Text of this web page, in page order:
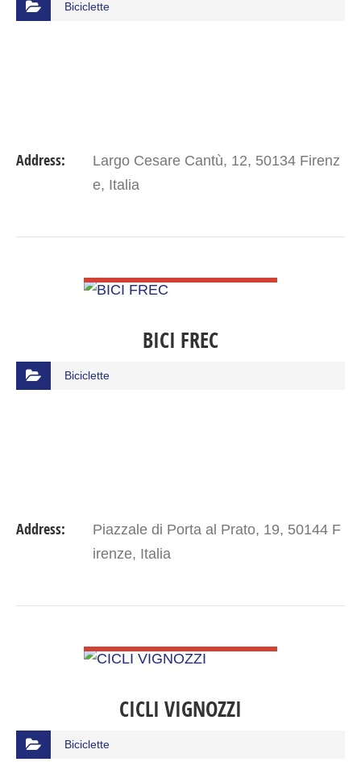
Biciclette
Address:
Largo Cesare Cantù, 12, 50134 Firenz
e, Italia
BICI FREC
Biciclette
Address:
Piazzale di Porta al Prato, 19, 50144 F
irenze, Italia
CICLI VIGNOZZI
Biciclette